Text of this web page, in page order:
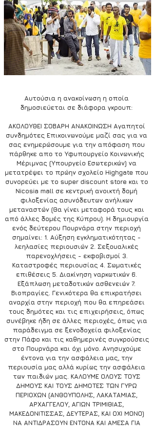
Αυτούσια η ανακοίνωση η οποία
δημοσιεύεται σε διάφορα γκρουπ:
ΑΚΟΛΟΥΘΕΙ ΣΟΒΑΡΗ ΑΝΑΚΟΙΝΩΣΗ Αγαπητοί
συνδημότες Επικοινωνούμε μαζί σας για να
σας ενημερώσουμε για την απόφαση που
πάρθηκε απο το Υφυπουργείο Κοινωνικής
Μέριμνας (Υπουργείο Εσωτερικών) να
μετατρέψει το πρώην σχολείο Highgate που
συνορεύει με το super discount store και το
Nicosia mall σε κεντρική ανοικτή δομή
φιλοξενίας ασυνόδευτων ανήλικων
μεταναστών (Θα γίνει μεταφορά τους και
από άλλες δομές της Κύπρου). Η δημιουργία
ενός δεύτερου Πουρνάρα στην περιοχή
σημαίνει: 1. Αύξηση εγκληματικότητας -
λεηλασίες περιουσιών 2. Σεξουαλικές
παρενοχλήσεις - εκφοβισμοί 3.
Καταστροφές περιουσίας 4. Σωματικές
επιθέσεις 5. Διακίνηση ναρκωτικών 6.
Εξάπλωση μεταδοτικών ασθενειών 7.
Βιοπραγίες. Γενικότερα θα επικρατήσει
αναρχία στην περιοχή που θα επηρεάσει
τους δημότες και τις επιχειρήσεις, όπως
συνέβηκε ήδη σε άλλες περιοχές, όπως για
παράδειγμα σε ξενοδοχεία φιλοξενίας
στην Πάφο και τις καθημερινές συγκρούσεις
στο Πουρνάρα και όχι μόνο. Ανησυχούμε
έντονα για την ασφάλεια μας, την
περιουσία μας αλλά κυρίως την ασφάλεια
των παιδιών μας. ΚΑΛΟΥΜΕ ΟΛΟΥΣ ΤΟΥΣ
ΔΗΜΟΥΣ ΚΑΙ ΤΟΥΣ ΔΗΜΟΤΕΣ ΤΩΝ ΓΥΡΩ
ΠΕΡΙΟΧΩΝ (ΑΝΘΟΥΠΟΛΗΣ, ΛΑΚΑΤΑΜΙΑΣ,
ΑΡΧΑΓΓΕΛΟΥ, ΑΓΙΩΝ ΤΡΙΜΙΘΙΑΣ,
ΜΑΚΕΔΟΝΙΤΙΣΣΑΣ, ΔΕΥΤΕΡΑΣ, ΚΑΙ ΟΧΙ ΜΟΝΟ)
ΝΑ ΑΝΤΙΔΡΑΣΟΥΝ ΕΝΤΟΝΑ ΚΑΙ ΑΜΕΣΑ ΓΙΑ